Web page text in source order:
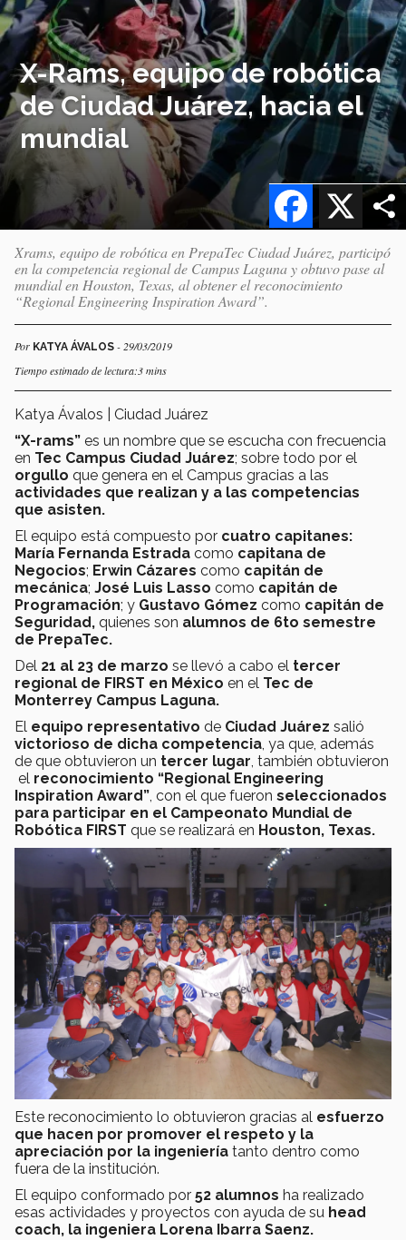
X-Rams, equipo de robótica
de Ciudad Juárez, hacia el
mundial
X
Facebook
Xrams, equipo de robótica en PrepaTec Ciudad Juárez, participó
en la competencia regional de Campus Laguna y obtuvo pase al
mundial en Houston, Texas, al obtener el reconocimiento
“Regional Engineering Inspiration Award”.
Por KATYA ÁVALOS - 29/03/2019
Tiempo estimado de lectura:3 mins
Katya Ávalos | Ciudad Juárez
“X-rams” es un nombre que se escucha con frecuencia
en Tec Campus Ciudad Juárez; sobre todo por el
orgullo que genera en el Campus gracias a las
actividades que realizan y a las competencias
que asisten.
El equipo está compuesto por cuatro capitanes:
María Fernanda Estrada como capitana de
Negocios; Erwin Cázares como capitán de
mecánica; José Luis Lasso como capitán de
Programación; y Gustavo Gómez como capitán de
Seguridad, quienes son alumnos de 6to semestre
de PrepaTec.
Del 21 al 23 de marzo se llevó a cabo el tercer
regional de FIRST en México en el Tec de
Monterrey Campus Laguna.
El equipo representativo de Ciudad Juárez salió
victorioso de dicha competencia , ya que, además
de que obtuvieron un tercer lugar , también obtuvieron
el reconocimiento “Regional Engineering
Inspiration Award” , con el que fueron seleccionados
para participar en el Campeonato Mundial de
Robótica FIRST que se realizará en Houston, Texas.
Este reconocimiento lo obtuvieron gracias al esfuerzo
que hacen por promover el respeto y la
apreciación por la ingeniería tanto dentro como
fuera de la institución.
El equipo conformado por 52 alumnos ha realizado
esas actividades y proyectos con ayuda de su head
coach, la ingeniera Lorena Ibarra Saenz.